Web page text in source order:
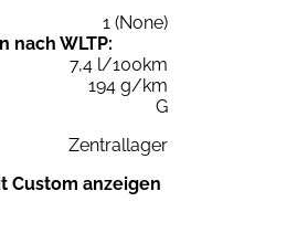
1 (None)
nach WLTP:
7,4 l/100km
194 g/km
G
Zentrallager
Custom anzeigen